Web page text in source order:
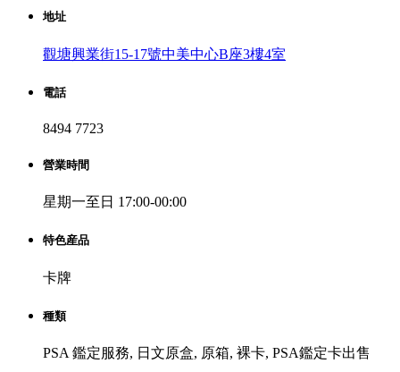
地址
觀塘興業街15-17號中美中心B座3樓4室
電話
8494 7723
營業時間
星期一至日 17:00-00:00
特色産品
卡牌
種類
PSA 鑑定服務, 日文原盒, 原箱, 裸卡, PSA鑑定卡出售